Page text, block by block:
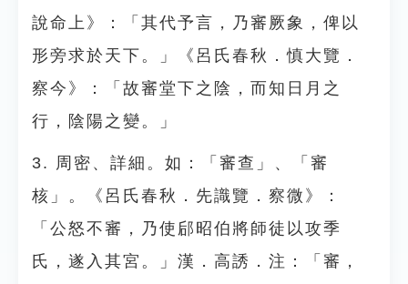
說命上》：「其代予言，乃審厥象，俾以
形旁求於天下。」《呂氏春秋．慎大覽．
察今》：「故審堂下之陰，而知日月之
行，陰陽之變。」
3. 周密、詳細。如：「審查」、「審
核」。《呂氏春秋．先識覽．察微》：
「公怒不審，乃使郈昭伯將師徒以攻季
氏，遂入其宮。」漢．高誘．注：「審，